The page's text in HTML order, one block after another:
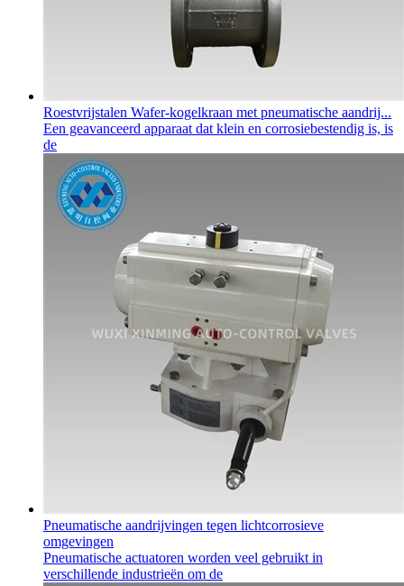
Roestvrijstalen Wafer-kogelkraan met pneumatische aandrij...
Een geavanceerd apparaat dat klein en corrosiebestendig is, is
de
Pneumatische aandrijvingen tegen lichtcorrosieve
omgevingen
Pneumatische actuatoren worden veel gebruikt in
verschillende industrieën om de